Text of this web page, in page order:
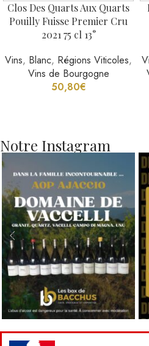
Clos Des Quarts Aux Quarts
Pouilly Fuisse Premier Cru
2021 75 cl 13°
Vins, Blanc, Régions Viticoles,
Vins de Bourgogne
50,80€
Notre Instagram